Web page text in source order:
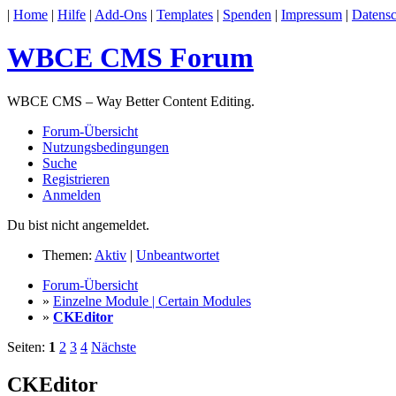
| Home | Hilfe | Add-Ons | Templates | Spenden | Impressum |
WBCE CMS Forum
WBCE CMS – Way Better Content Editing.
Forum-Übersicht
Nutzungsbedingungen
Suche
Registrieren
Anmelden
Du bist nicht angemeldet.
Themen: Aktiv | Unbeantwortet
Forum-Übersicht
» Einzelne Module | Certain Modules
» CKEditor
Seiten: 1 2 3 4 Nächste
CKEditor